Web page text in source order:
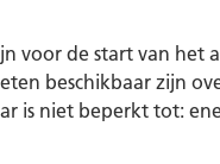
voor de start van het
beschikbaar zijn
is niet beperkt tot: